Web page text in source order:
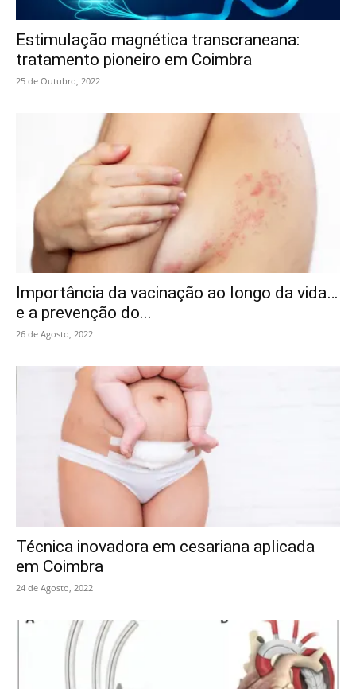
Estimulação magnética transcraneana:
tratamento pioneiro em Coimbra
25 de Outubro, 2022
Importância da vacinação ao longo da vida…
e a prevenção do...
26 de Agosto, 2022
Técnica inovadora em cesariana aplicada
em Coimbra
24 de Agosto, 2022